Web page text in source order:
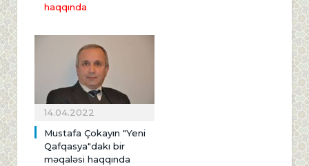
haqqında
14.04.2022
Mustafa Çokayın "Yeni
Qafqasya"dakı bir
məqaləsi haqqında